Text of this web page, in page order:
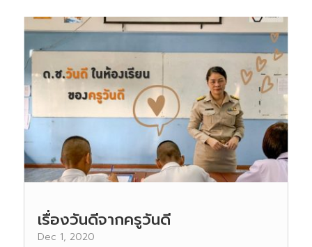
เรื่องวันดีจากครูวันดี
Dec 1, 2020